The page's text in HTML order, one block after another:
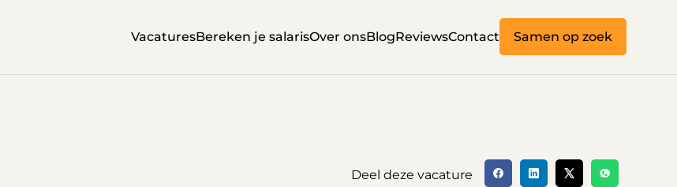
VacaturesBereken je salarisOver onsBlogReviewsContact Samen op zoek
Deel deze vacature